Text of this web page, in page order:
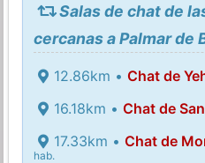
Salas de chat de
cercanas a Palmar de
12.86km • Chat de
16.18km • Chat de
17.33km • Chat de
hab.